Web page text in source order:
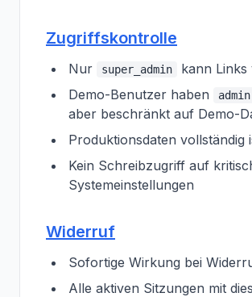
Zugriffskontrolle
Nur super_admin
kann Links
Demo-Benutzer haben
admin
aber beschränkt auf Demo-
Produktionsdaten vollständig
Kein Schreibzugriff auf
Systemeinstellungen
Widerruf
Sofortige Wirkung bei
Alle aktiven Sitzungen mit